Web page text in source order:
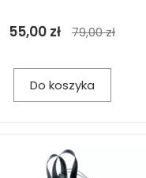
55,00 zł 79,00 zł
Do koszyka